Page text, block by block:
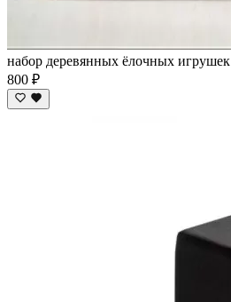
набор деревянных ёлочных игрушек
800 ₽